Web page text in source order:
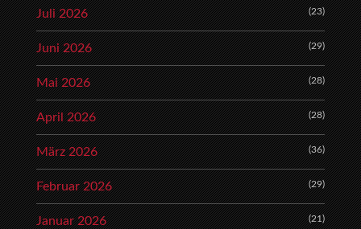
Juli 2026 (23)
Juni 2026 (29)
Mai 2026 (28)
April 2026 (28)
März 2026 (36)
Februar 2026 (29)
Januar 2026 (21)